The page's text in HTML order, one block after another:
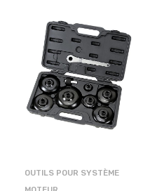
OUTILS POUR SYSTÈME